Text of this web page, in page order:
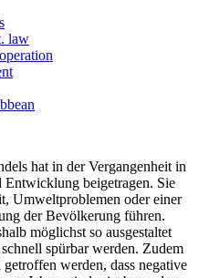
law
hat in der Vergangenheit in
beigetragen. Sie
Umweltproblemen oder einer
der Bevölkerung führen.
möglichst so ausgestaltet
spürbar werden. Zudem
werden, dass negative